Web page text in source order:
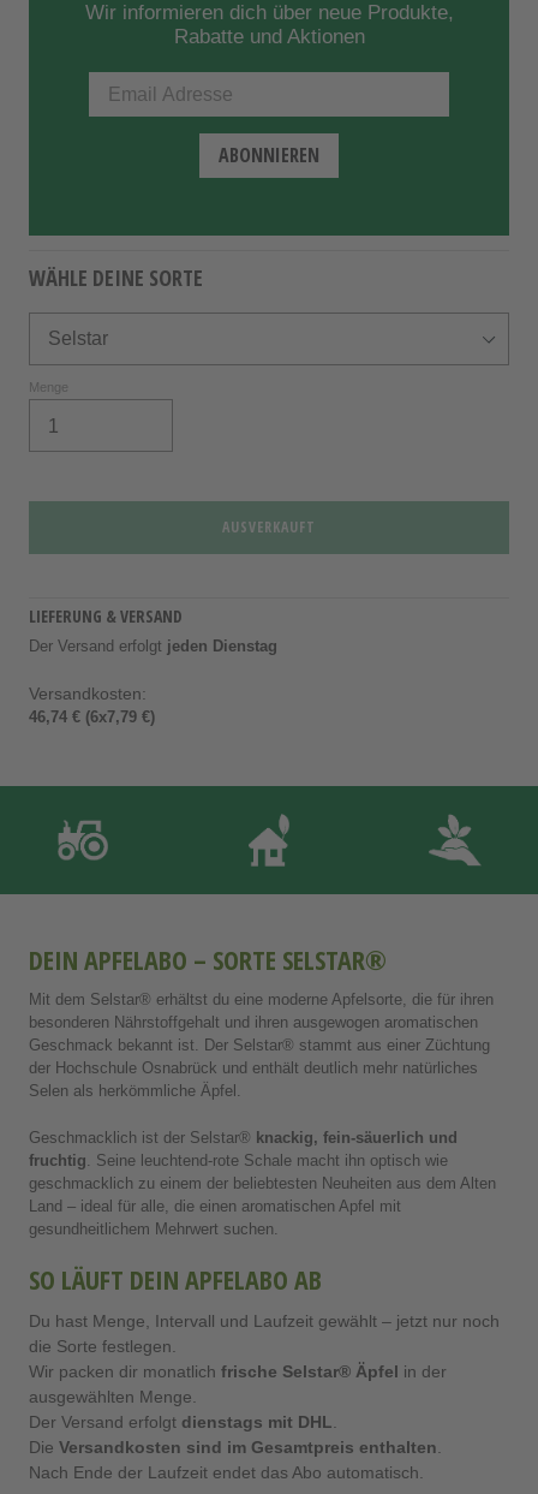
Wir informieren dich über neue Produkte,
Rabatte und Aktionen
WÄHLE DEINE SORTE
Menge
AUSVERKAUFT
LIEFERUNG & VERSAND
Der Versand erfolgt jeden Dienstag
Versandkosten:
46,74 € (6x7,79 €)
DEIN APFELABO – SORTE SELSTAR®
Mit dem Selstar® erhältst du eine moderne Apfelsorte, die für ihren
besonderen Nährstoffgehalt und ihren ausgewogen aromatischen
Geschmack bekannt ist. Der Selstar® stammt aus einer Züchtung
der Hochschule Osnabrück und enthält deutlich mehr natürliches
Selen als herkömmliche Äpfel.
Geschmacklich ist der Selstar® knackig, fein-säuerlich und
fruchtig. Seine leuchtend-rote Schale macht ihn optisch wie
geschmacklich zu einem der beliebtesten Neuheiten aus dem Alten
Land – ideal für alle, die einen aromatischen Apfel mit
gesundheitlichem Mehrwert suchen.
SO LÄUFT DEIN APFELABO AB
Du hast Menge, Intervall und Laufzeit gewählt – jetzt nur noch
die Sorte festlegen.
Wir packen dir monatlich frische Selstar® Äpfel in der
ausgewählten Menge.
Der Versand erfolgt dienstags mit DHL.
Die Versandkosten sind im Gesamtpreis enthalten.
Nach Ende der Laufzeit endet das Abo automatisch.